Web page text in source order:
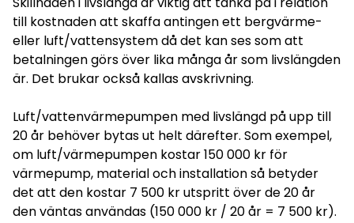
till kostnaden att skaffa antingen ett bergvärme-
eller luft/vattensystem då det kan ses som att
betalningen görs över lika många år som livslängden
är. Det brukar också kallas avskrivning.
Luft/vattenvärmepumpen med livslängd på upp till
20 år behöver bytas ut helt därefter. Som exempel,
om luft/värmepumpen kostar 150 000 kr för
värmepump, material och installation så betyder
det att den kostar 7 500 kr utspritt över de 20 år
den väntas användas (150 000 kr / 20 år = 7 500 kr).